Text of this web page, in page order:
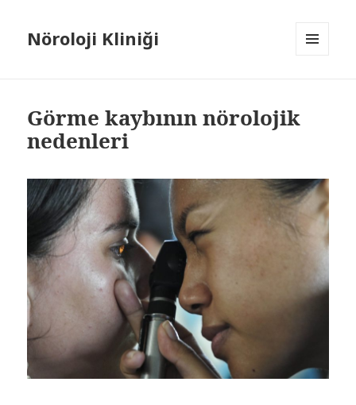
Nöroloji Kliniği
Görme kaybının nörolojik
nedenleri